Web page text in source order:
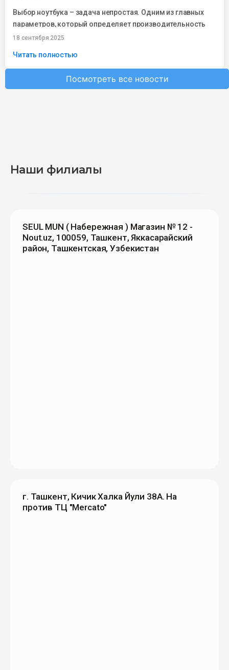
Выбор ноутбука – задача непростая. Одним из главных
параметров, который определяет производительность
устройства, является процессор. Именно от него зависит,
18 сентября 2025
Читать полностью
Посмотреть все новости
Наши филиалы
SEUL MUN ( Набережная ) Магазин № 12 -
Nout.uz, 100059, Ташкент, Яккасарайский
район, Ташкентская, Узбекистан
г. Ташкент, Кичик Халка Йули 38А. На
против ТЦ "Mercato"